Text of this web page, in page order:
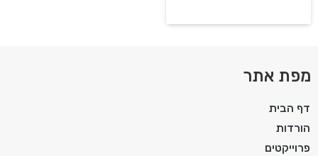
מפת אתר
דף הבית
הורדות
פרוייקטים